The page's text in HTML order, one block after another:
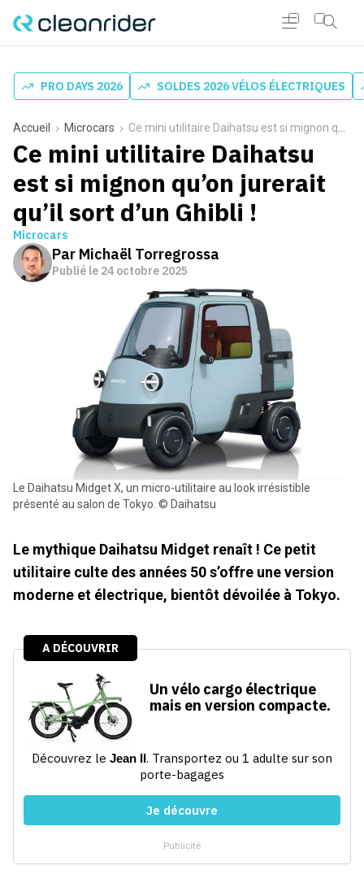
PRO DAYS 2026 SOLDES 2026 VÉLOS ÉLECTRIQUES
Accueil Microcars Ce mini utilitaire Daihatsu est si mignon qu’on jurerait qu’il sort d’un Ghibli !
Ce mini utilitaire Daihatsu
est si mignon qu’on jurerait
qu’il sort d’un Ghibli !
Microcars
Par Michaël Torregrossa
Publié le 24 octobre 2025
Le Daihatsu Midget X, un micro-utilitaire au look irrésistible
présenté au salon de Tokyo. © Daihatsu
Le mythique Daihatsu Midget renaît ! Ce petit
utilitaire culte des années 50 s’offre une version
moderne et électrique, bientôt dévoilée à Tokyo.